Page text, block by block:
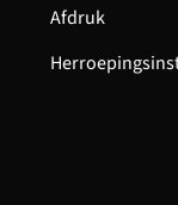
Afdruk